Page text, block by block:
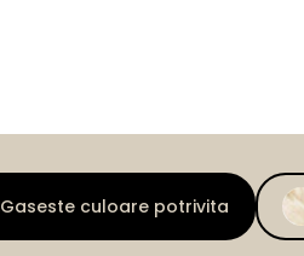
Gaseste culoare potrivita